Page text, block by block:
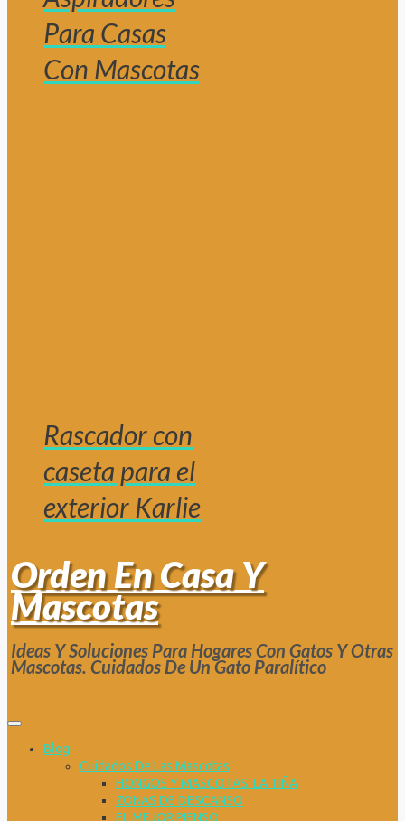
Para Casas
Con Mascotas
Rascador con
caseta para el
exterior Karlie
Orden En Casa Y
Mascotas
Ideas Y Soluciones Para Hogares Con Gatos Y Otras
Mascotas. Cuidados De Un Gato Paralítico
Blog
Cuidados De Las Mascotas
HONGOS Y MASCOTAS. LA TIÑA
ZONAS DE DESCANSO
EL MEJOR PIENSO